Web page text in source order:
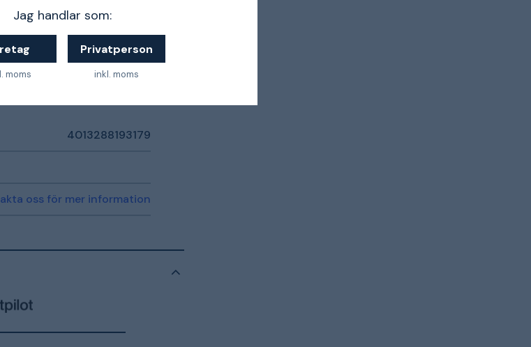
Jag handlar som:
moms
Privatperson
inkl. moms
4013288193179
oss för mer information